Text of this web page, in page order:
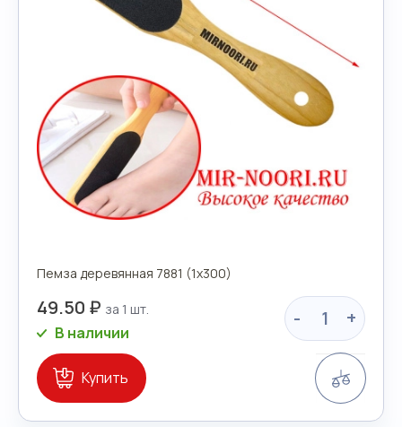
Пемза деревянная 7881 (1х300)
49.50 ₽ - +
В наличии
Купить